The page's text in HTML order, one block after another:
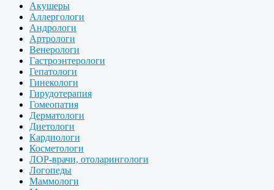
Акушеры
Аллергологи
Андрологи
Артрологи
Венерологи
Гастроэнтерологи
Гепатологи
Гинекологи
Гирудотерапия
Гомеопатия
Дерматологи
Диетологи
Кардиологи
Косметологи
ЛОР-врачи, отоларингологи
Логопеды
Маммологи